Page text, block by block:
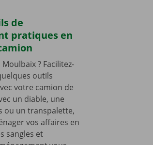
de
pratiques en
? Facilitez-
outils
votre camion de
un diable, une
ou un transpalette,
vos affaires en
sangles et